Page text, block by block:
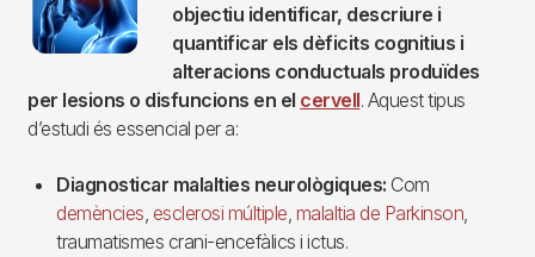
objectiu identificar, descriure i
quantificar els dèficits cognitius i
alteracions conductuals produïdes
per lesions o disfuncions en el cervell. Aquest tipus
d’estudi és essencial per a:
Diagnosticar malalties neurològiques: Com
demències, esclerosi múltiple, malaltia de Parkinson,
traumatismes crani-encefàlics i ictus.